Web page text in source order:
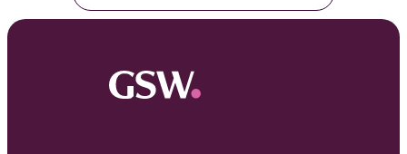
Aufsichtsrat
Unsere Pläne für morgen